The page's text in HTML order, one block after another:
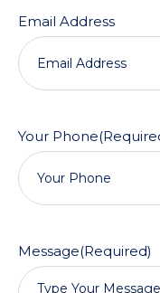
Email Address
Your Phone
Message(Required)